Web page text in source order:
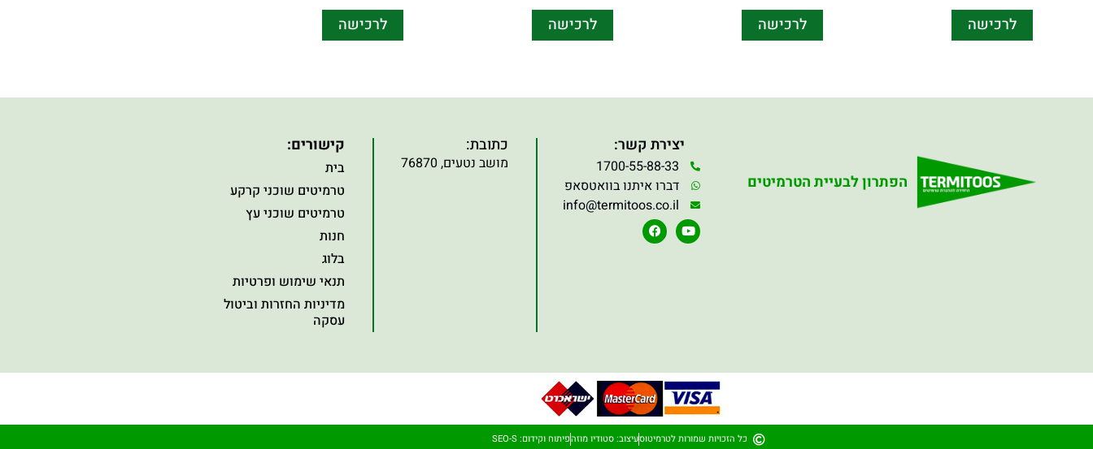
לרכישה לרכישה לרכישה לרכישה
הפתרון לבעיית הטרמיטים
יצירת קשר:
1700-55-88-33
דברו איתנו בוואטסאפ
info@termitoos.co.il
כתובת:
מושב נטעים, 76870
קישורים:
בית
טרמיטים שוכני קרקע
טרמיטים שוכני עץ
חנות
בלוג
תנאי שימוש ופרטיות
מדיניות החזרות וביטול
עסקה
כל הזכויות שמורות לטרמיטוסעיצוב: סטודיו מוזהפיתוח וקידום: SEO-S